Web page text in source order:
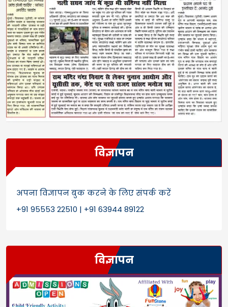
विज्ञापन
अपना विज्ञापन बुक करने के लिए संपर्क करें
+91 95553 22510 | +91 63944 89122
विज्ञापन